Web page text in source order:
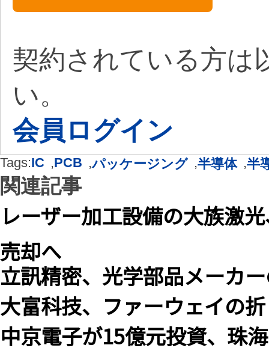
契約されている方は
い。
会員ログイン
Tags:IC ,PCB ,パッケージング ,半導体 ,半
関連記事
レーザー加工設備の大族激
売却へ
立訊精密、光学部品メーカ
大富科技、ファーウェイの
中京電子が15億元投資、珠